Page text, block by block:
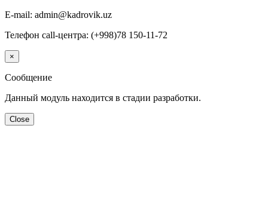
E-mail: admin@kadrovik.uz
Телефон call-центра: (+998)78 150-11-72
×
Сообщение
Данный модуль находится в стадии разработки.
Close